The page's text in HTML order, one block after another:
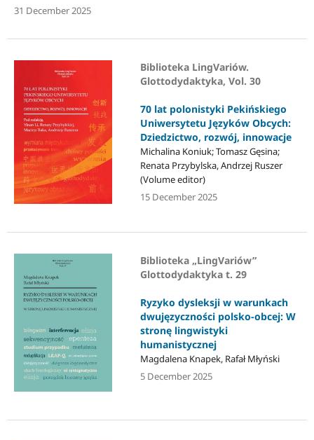
31 December 2025
Biblioteka LingVariów.
Glottodydaktyka, Vol. 30
70 lat polonistyki Pekińskiego
Uniwersytetu Języków Obcych:
Dziedzictwo, rozwój, innowacje
Michalina Koniuk; Tomasz Gęsina;
Renata Przybylska, Andrzej Ruszer
(Volume editor)
15 December 2025
Biblioteka „LingVariów”
Glottodydaktyka t. 29
Ryzyko dysleksji w warunkach
dwujęzyczności polsko-obcej: W
stronę lingwistyki
humanistycznej
Magdalena Knapek, Rafał Młyński
5 December 2025